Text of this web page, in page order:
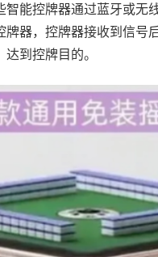
智能控牌器通过蓝牙或无
器，控牌器接收到信号
到控牌目的。